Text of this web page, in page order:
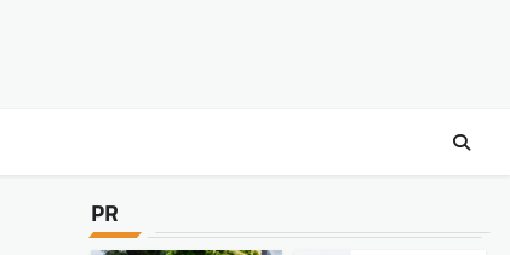
PR